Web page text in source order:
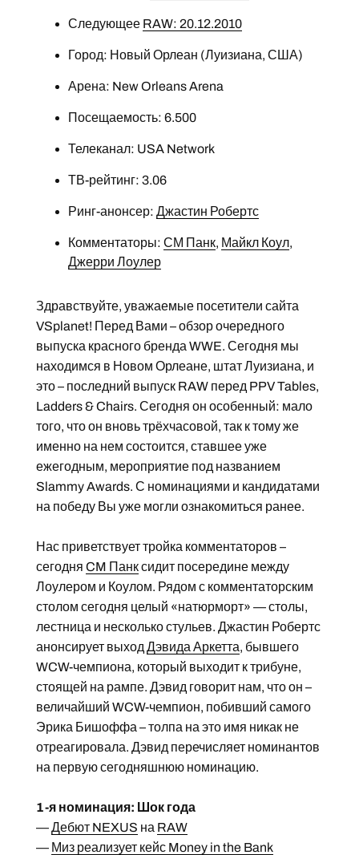
Следующее RAW: 20.12.2010
Город: Новый Орлеан (Луизиана, США)
Арена: New Orleans Arena
Посещаемость: 6.500
Телеканал: USA Network
ТВ-рейтинг: 3.06
Ринг-анонсер: Джастин Робертс
Комментаторы: СМ Панк, Майкл Коул,
Джерри Лоулер
Здравствуйте, уважаемые посетители сайта
VSplanet! Перед Вами – обзор очередного
выпуска красного бренда WWE. Сегодня мы
находимся в Новом Орлеане, штат Луизиана, и
это – последний выпуск RAW перед PPV Tables,
Ladders & Chairs. Сегодня он особенный: мало
того, что он вновь трёхчасовой, так к тому же
именно на нем состоится, ставшее уже
ежегодным, мероприятие под названием
Slammy Awards. С номинациями и кандидатами
на победу Вы уже могли ознакомиться ранее.
Нас приветствует тройка комментаторов –
сегодня CM Панксидит посередине между
Лоулером и Коулом. Рядом с комментаторским
столом сегодня целый «натюрморт» — столы,
лестница и несколько стульев. Джастин Робертс
анонсирует выход Дэвида Аркетта, бывшего
WCW-чемпиона, который выходит к трибуне,
стоящей на рампе. Дэвид говорит нам, что он –
величайший WCW-чемпион, побивший самого
Эрика Бишоффа – толпа на это имя никак не
отреагировала. Дэвид перечисляет номинантов
на первую сегодняшнюю номинацию.
1-я номинация: Шок года
—Дебют NEXUS на RAW
— Миз реализует кейс Money in the Bank